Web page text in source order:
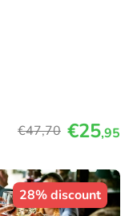
€47,70 €25,95
28% discount